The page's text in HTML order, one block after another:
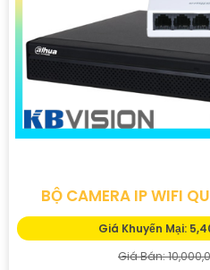
Hãy liên hệ với chúng tôi để
bạn lựa chọn Camera
của bạn!
Trân trọng,"
Hy vọng bạn sẽ hài lòng với
thêm sự điều chỉnh hoặc hỗ
BỘ CAMERA IP WIFI
Giá Khuyến Mại:
Giá Bán: